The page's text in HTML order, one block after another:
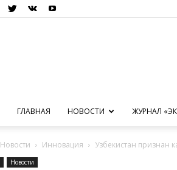
ГЛАВНАЯ НОВОСТИ ЖУРНАЛ
Новости Инновация Узбекистан признан
Новости